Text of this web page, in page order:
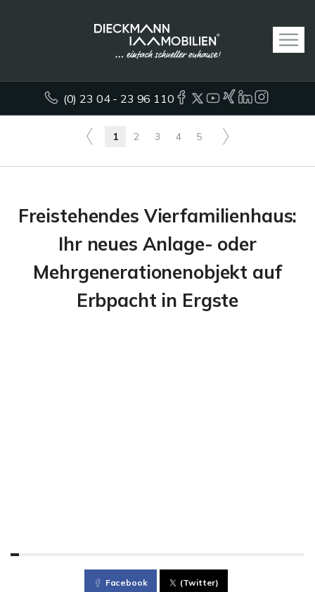
(0) 23 04 - 23 96 110
1 2 3 4 5
Freistehendes Vierfamilienhaus:
Ihr neues Anlage- oder
Mehrgenerationenobjekt auf
Erbpacht in Ergste
Facebook (Twitter)